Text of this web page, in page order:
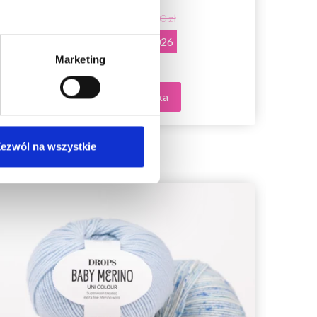
Marketing
na wszystkie
526,00 zł
31/08/2026
Dodaj do koszyka